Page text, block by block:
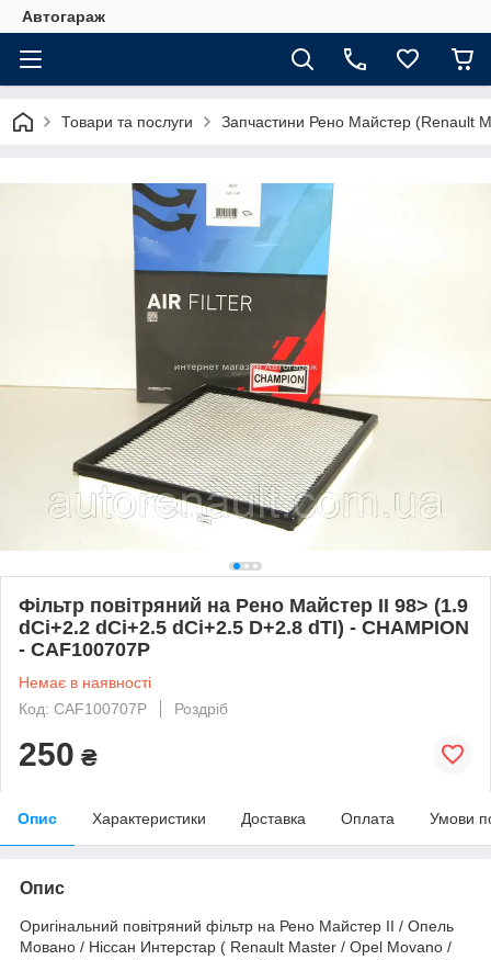
Автогараж
Товари та послуги Запчастини Рено Майстер (Renault
Фільтр повітряний на Рено Майстер II 98> (1.9
dCi+2.2 dCi+2.5 dCi+2.5 D+2.8 dTI) - CHAMPION
- CAF100707P
Немає в наявності
Код: CAF100707P
Роздріб
250 ₴
Опис Характеристики Доставка Оплата Умови
Опис
Оригінальний повітряний фільтр на Рено Майстер II / Опель
Мовано / Ніссан Интерстар ( Renault Master / Opel Movano /